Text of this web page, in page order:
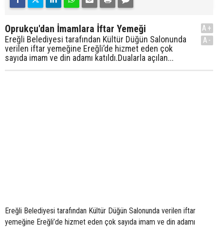
Oprukçu'dan İmamlara İftar Yemeği
Ereğli Belediyesi tarafından Kültür Düğün Salonunda
verilen iftar yemeğine Ereğli’de hizmet eden çok
sayıda imam ve din adamı katıldı.Dualarla açılan...
A+
A-
Ereğli Belediyesi tarafından Kültür Düğün Salonunda verilen iftar
yemeğine Ereğli’de hizmet eden çok sayıda imam ve din adamı